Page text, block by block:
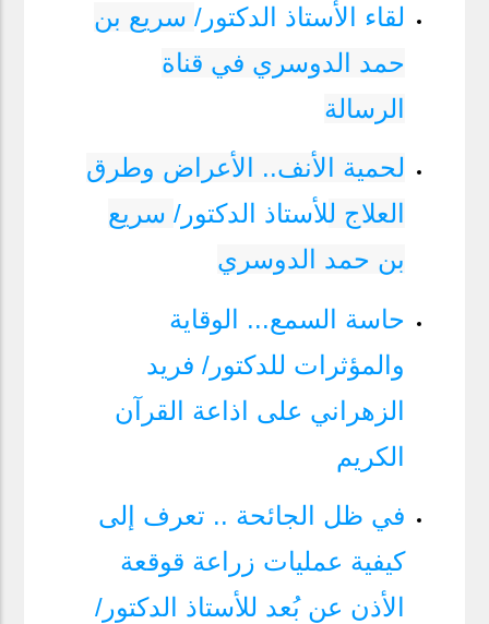
لقاء الأستاذ الدكتور/ سريع بن
حمد الدوسري في قناة
الرسالة
لحمية الأنف.. الأعراض وطرق
العلاج للأستاذ الدكتور/ سريع
بن حمد الدوسري
حاسة السمع... الوقاية
والمؤثرات للدكتور/ فريد
الزهراني على اذاعة القرآن
الكريم
في ظل الجائحة .. تعرف إلى
كيفية عمليات زراعة قوقعة
الأذن عن بُعد للأستاذ الدكتور/